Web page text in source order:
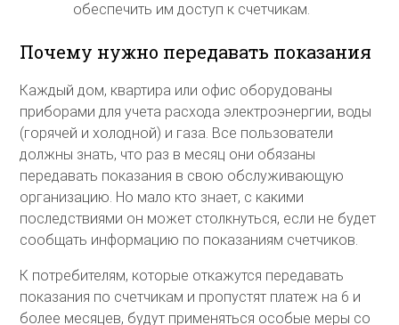
обеспечить им доступ к счетчикам.
Почему нужно передавать показания
Каждый дом, квартира или офис оборудованы
приборами для учета расхода электроэнергии, воды
(горячей и холодной) и газа. Все пользователи
должны знать, что раз в месяц они обязаны
передавать показания в свою обслуживающую
организацию. Но мало кто знает, с какими
последствиями он может столкнуться, если не будет
сообщать информацию по показаниям счетчиков.
К потребителям, которые откажутся передавать
показания по счетчикам и пропустят платеж на 6 и
более месяцев, будут применяться особые меры со